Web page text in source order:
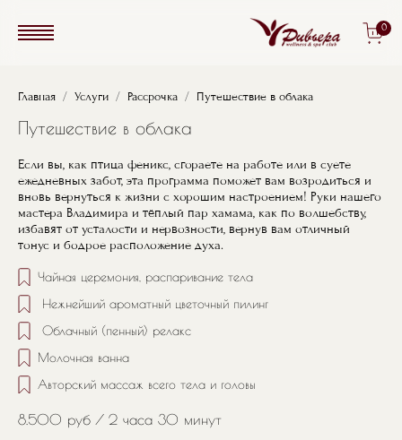
0
Строка навигации
Главная Услуги Рассрочка Путешествие в облака
Путешествие в облака
Если вы, как птица феникс, сгораете на работе или в суете
ежедневных забот, эта программа поможет вам возродиться и
вновь вернуться к жизни с хорошим настроением! Руки нашего
мастера Владимира и тёплый пар хамама, как по волшебству,
избавят от усталости и нервозности, вернув вам отличный
тонус и бодрое расположение духа.
Чайная церемония, распаривание тела
Нежнейший ароматный цветочный пилинг
Облачный (пенный) релакс
Молочная ванна
Авторский массаж всего тела и головы
8.500 руб 2 часа 30 минут